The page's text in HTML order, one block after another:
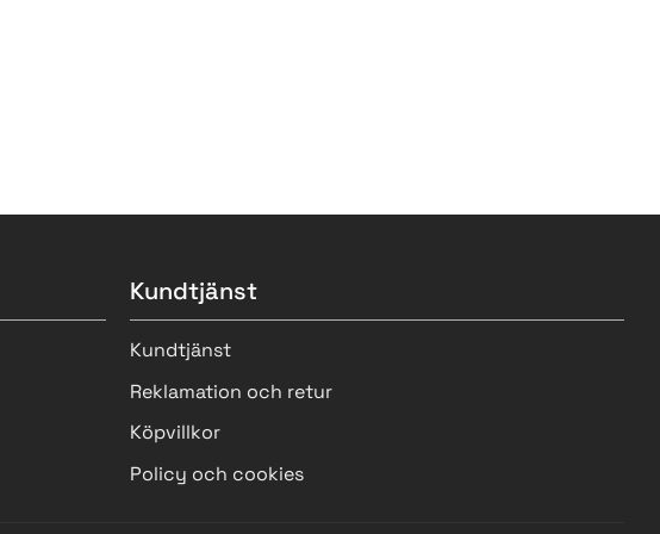
Kundtjänst
Kundtjänst
Reklamation och retur
Köpvillkor
Policy och cookies